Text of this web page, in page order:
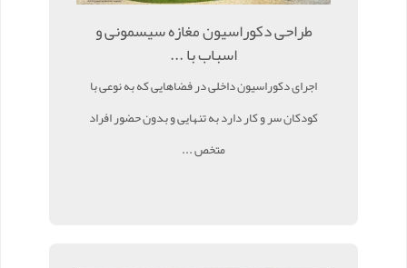
طراحی دکوراسیون مغازه سیسمونی و
اسباب با ...
اجرای دکوراسیون داخلی در فضاهایی که به نوعی با
کودکان سر و کار دارد به تنهایی و بدون حضور افراد
متخص ...